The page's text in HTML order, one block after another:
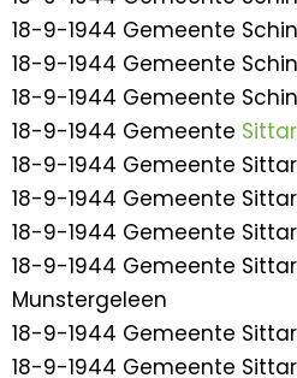
18-9-1944 Gemeente
18-9-1944 Gemeente
18-9-1944 Gemeente
18-9-1944 Gemeente
18-9-1944 Gemeente
18-9-1944 Gemeente
18-9-1944 Gemeente
18-9-1944 Gemeente
Munstergeleen
18-9-1944 Gemeente
18-9-1944 Gemeente